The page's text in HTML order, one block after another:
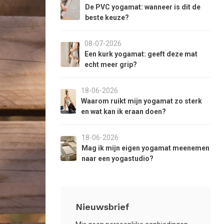
De PVC yogamat: wanneer is dit de
beste keuze?
08-07-2026
Een kurk yogamat: geeft deze mat
echt meer grip?
18-06-2026
Waarom ruikt mijn yogamat zo sterk
en wat kan ik eraan doen?
18-06-2026
Mag ik mijn eigen yogamat meenemen
naar een yogastudio?
Nieuwsbrief